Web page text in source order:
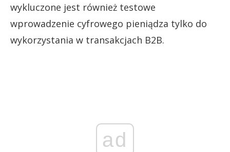
wykluczone jest również testowe
wprowadzenie cyfrowego pieniądza tylko do
wykorzystania w transakcjach B2B.
ad